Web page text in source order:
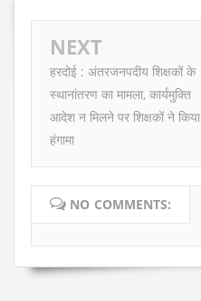
NEXT
हरदोई : अंतरजनपदीय शिक्षकों के
स्थानांतरण का मामला, कार्यमुक्ति
आदेश न मिलने पर शिक्षकों ने किया
हंगामा
NO COMMENTS: